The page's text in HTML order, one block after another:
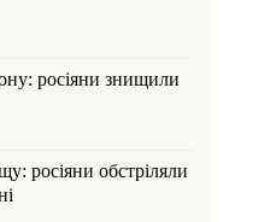
росіяни знищили
росіяни обстріляли